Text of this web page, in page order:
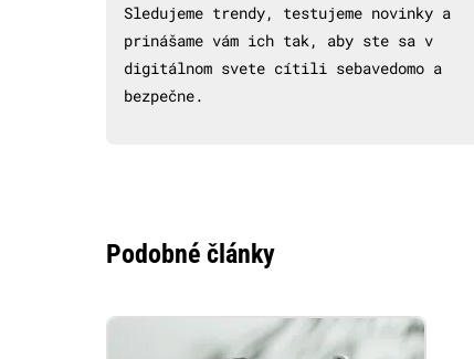
Sledujeme trendy, testujeme novinky a
prinášame vám ich tak, aby ste sa v
digitálnom svete cítili sebavedomo a
bezpečne.
Podobné články